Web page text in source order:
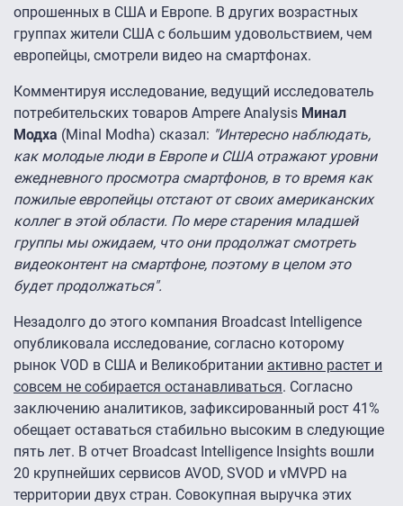
опрошенных в США и Европе. В других возрастных
группах жители США с большим удовольствием, чем
европейцы, смотрели видео на смартфонах.
Комментируя исследование, ведущий исследователь
потребительских товаров Ampere Analysis Минал
Модха (Minal Modha) сказал: "Интересно наблюдать,
как молодые люди в Европе и США отражают уровни
ежедневного просмотра смартфонов, в то время как
пожилые европейцы отстают от своих американских
коллег в этой области. По мере старения младшей
группы мы ожидаем, что они продолжат смотреть
видеоконтент на смартфоне, поэтому в целом это
будет продолжаться".
Незадолго до этого компания Broadcast Intelligence
опубликовала исследование, согласно которому
рынок VOD в США и Великобритании активно растет и
совсем не собирается останавливаться. Согласно
заключению аналитиков, зафиксированный рост 41%
обещает оставаться стабильно высоким в следующие
пять лет. В отчет Broadcast Intelligence Insights вошли
20 крупнейших сервисов AVOD, SVOD и vMVPD на
территории двух стран. Совокупная выручка этих